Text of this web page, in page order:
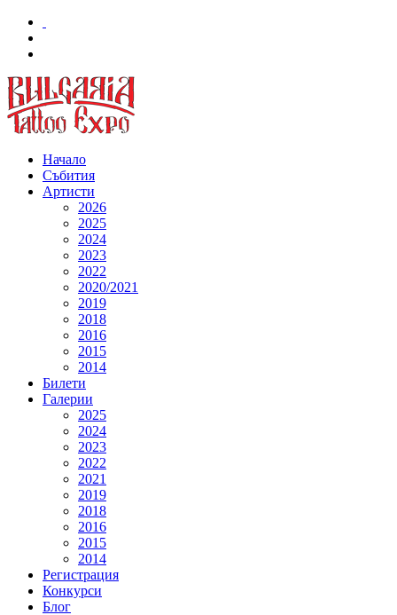
Начало
Събития
Артисти
2026
2025
2024
2023
2022
2020/2021
2019
2018
2016
2015
2014
Билети
Галерии
2025
2024
2023
2022
2021
2019
2018
2016
2015
2014
Регистрация
Конкурси
Блог